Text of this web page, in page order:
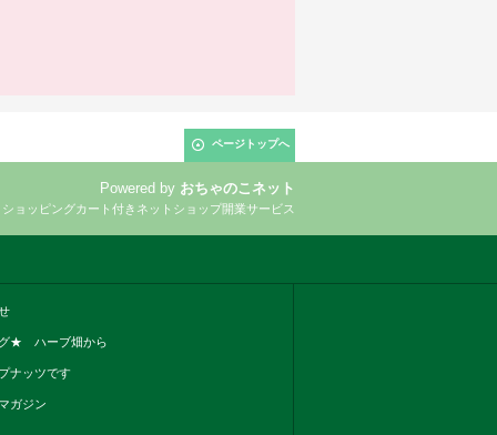
ページトップへ
Powered by おちゃのこネット
ョッピングカート付きネットショップ開業サービス
★ ハーブ畑から
ナッツです
ガジン